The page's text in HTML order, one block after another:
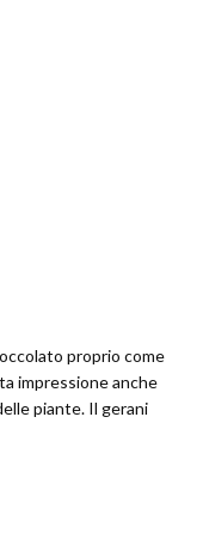
proprio come
impressione anche
piante. Il gerani